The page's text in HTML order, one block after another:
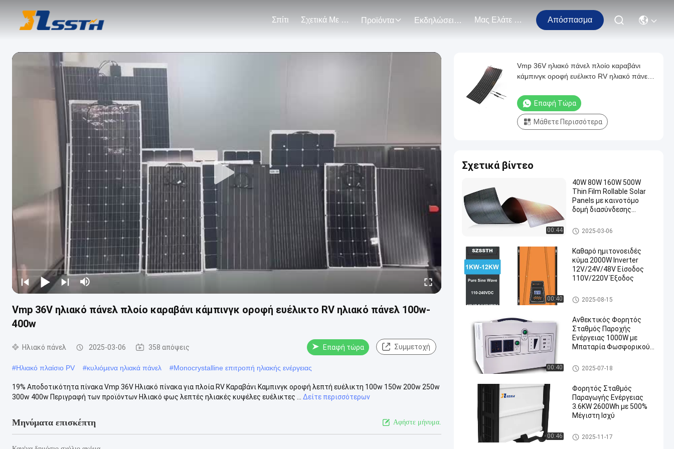
Σπίτι Σχετικά Με Εμάς Προϊόντα Εκδηλώσεις Μας Ελάτε Σε Επαφή Με Απόσπασμα
Vmp 36V ηλιακό πάνελ πλοίο καραβάνι κάμπινγκ οροφή ευέλικτο RV ηλιακό πάνελ 100w-
400w
Ηλιακό πάνελ 2025-03-06 358 απόψεις Επαφή τώρα Συμμετοχή
#Ηλιακό πλαίσιο PV #κυλιόμενα ηλιακά πάνελ #Monocrystalline επιτροπή ηλιακής ενέργειας
19% Αποδοτικότητα πίνακα Vmp 36V Ηλιακό πίνακα για πλοία RV Καραβάνι Καμπινγκ οροφή λεπτή ευέλικτη 100w 150w 200w 250w
300w 400w Περιγραφή των προϊόντων Ηλιακό φως λεπτές ηλιακές κυψέλες ευέλικτες ...
Δείτε περισσότερων
Μηνύματα επισκέπτη Αφήστε μήνυμα.
Vmp 36V ηλιακό πάνελ πλοίο καραβάνι
κάμπινγκ οροφή ευέλικτο RV ηλιακό πάνελ
Επαφή Τώρα
Μάθετε Περισσότερα
Σχετικά βίντεο
00:44
40W 80W 160W 500W
Thin Film Rollable Solar
Panels με καινοτόμο
δομή διασύνδεσης
Flexible Solar Panel
2025-03-06
00:40
Καθαρό ημιτονοειδές
κύμα 2000W Inverter
12V/24V/48V Είσοδος
110V/220V Έξοδος
Pure Sine Wave Power Inverter
2025-08-15
00:40
Ανθεκτικός Φορητός
Σταθμός Παροχής
Ενέργειας 1000W με
Μπαταρία Φωσφορικού
Φορητός σταθμός παραγωγή
ς ηλεκτρικού ρεύματος
2025-07-18
00:46
Φορητός Σταθμός
Παραγωγής Ενέργειας
3.6KW 2600Wh με 500%
Μέγιστη Ισχύ
Φορητός σταθμός παραγωγή
ς ηλεκτρικού ρεύματος
2025-11-17